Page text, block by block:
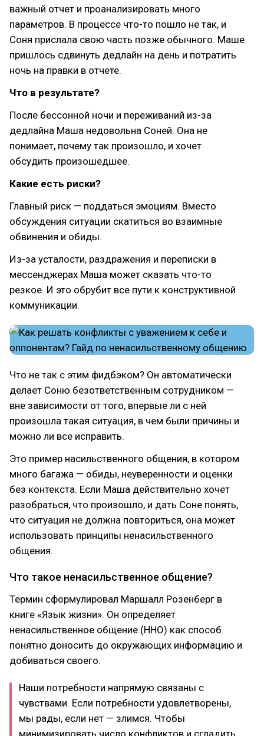
важный отчет и проанализировать много
параметров. В процессе что-то пошло не так, и
Соня прислала свою часть позже обычного. Маше
пришлось сдвинуть дедлайн на день и потратить
ночь на правки в отчете.
Что в результате?
После бессонной ночи и переживаний из-за
дедлайна Маша недовольна Соней. Она не
понимает, почему так произошло, и хочет
обсудить произошедшее.
Какие есть риски?
Главный риск — поддаться эмоциям. Вместо
обсуждения ситуации скатиться во взаимные
обвинения и обиды.
Из-за усталости, раздражения и переписки в
мессенджерах Маша может сказать что-то
резкое. И это обрубит все пути к конструктивной
коммуникации.
Что не так с этим фидбэком? Он автоматически
делает Соню безответственным сотрудником —
вне зависимости от того, впервые ли с ней
произошла такая ситуация, в чем были причины и
можно ли все исправить.
Это пример насильственного общения, в котором
много багажа — обиды, неуверенности и оценки
без контекста. Если Маша действительно хочет
разобраться, что произошло, и дать Соне понять,
что ситуация не должна повториться, она может
использовать принципы ненасильственного
общения.
Что такое ненасильственное общение?
Термин сформулировал Маршалл Розенберг в
книге «Язык жизни». Он определяет
ненасильственное общение (ННО) как способ
понятно доносить до окружающих информацию и
добиваться своего.
Наши потребности напрямую связаны с
чувствами. Если потребности удовлетворены,
мы рады, если нет — злимся. Чтобы
минимизировать число конфликтов и сгладить